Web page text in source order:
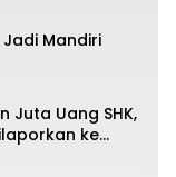
Jadi Mandiri
Juta Uang SHK,
ke